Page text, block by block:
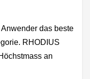
das beste
RHODIUS
an